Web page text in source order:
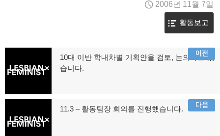
2006년 11월 7일
활동보고
탐
색
이전
전
10대 이반 학내차별 기획안을 검토, 논의하고 있
습니다.
다음
음
11.3 – 활동팀장 회의를 진행했습니다.